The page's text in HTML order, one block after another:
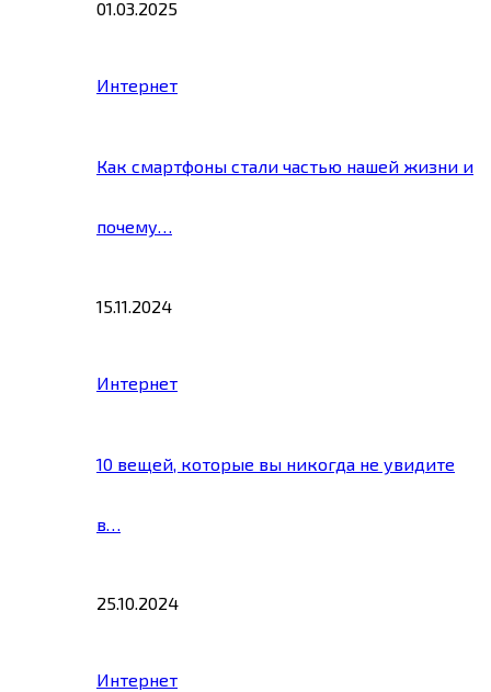
01.03.2025
Интернет
Как смартфоны стали частью нашей жизни и
почему…
15.11.2024
Интернет
10 вещей, которые вы никогда не увидите
в…
25.10.2024
Интернет